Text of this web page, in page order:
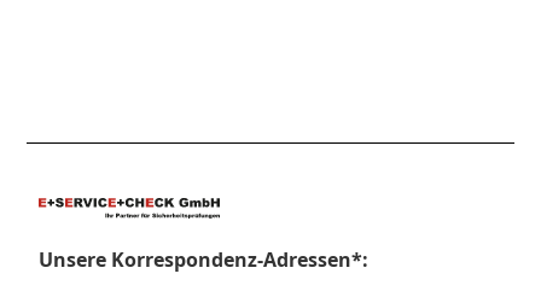
Unsere Korrespondenz-Adressen*: